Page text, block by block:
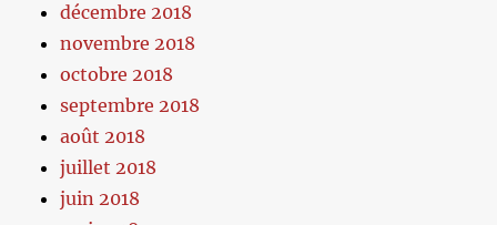
décembre 2018
novembre 2018
octobre 2018
septembre 2018
août 2018
juillet 2018
juin 2018